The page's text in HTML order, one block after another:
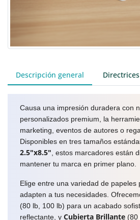
Descripción general
Causa una impresión duradera con
personalizados premium, la
marketing, eventos de autores o
Disponibles en tres tamaños
2.5"x8.5" , estos marcadores están
mantener tu marca en primer plano.
Elige entre una variedad de papeles
adapten a tus necesidades.
(80 lb, 100 lb) para un acabado
reflectante, y Cubierta Brillante (80